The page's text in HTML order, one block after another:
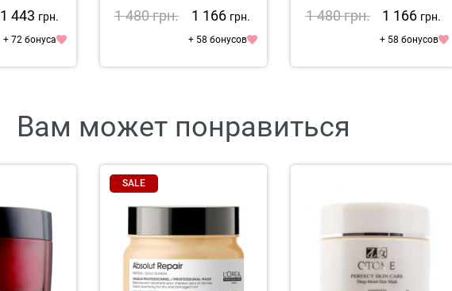
1 443 грн.
+ 72 бонуса
1 480грн. 1 166 грн.
+ 58 бонусов
1 480грн. 1 166 грн.
+ 58 бонусов
Вам может понравиться
SALE